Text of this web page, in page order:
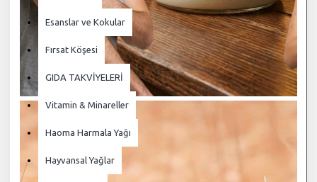
Esanslar ve Kokular
Fırsat Köşesi
GIDA TAKVİYELERİ
Vitamin & Minareller
Haoma Harmala Yağı
Hayvansal Yağlar